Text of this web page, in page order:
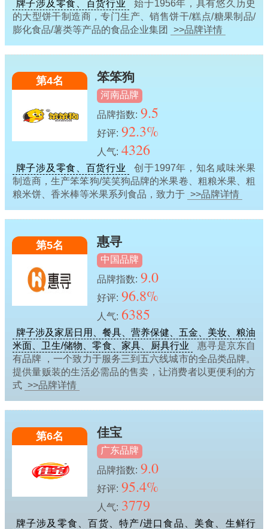
牌子涉及零食、百货行业
始于1956年，具有悠久历史
的大型饼干制造商，专门生产、销售饼干/糕点/糖果制品/
膨化食品/薯类等产品的食品企业集团
>>品牌详情
第4名 笨笨狗
河南品牌
品牌指数: 9.5
好评: 92.3%
人气: 4326
牌子涉及零食、百货行业
创于1997年，知名咸味米果
制造商，生产笨笨狗/笑笑狗品牌的米果卷、粗粮米果、粗
粮米饼、香米棒等米果系列食品，致力于 >>品牌详情
第5名 惠寻
中国品牌
品牌指数: 9.0
好评: 96.8%
人气: 6385
牌子涉及家居日用、餐具、营养保健、五金、美妆、粮油
米面、卫生/储物、零食、家具、厨具行业
惠寻是京东自
有品牌 ，一个致力于服务三到五六线城市的全品类品牌。
提供量贩装的生活必需品的售卖，让消费者以更便利的方
式 >>品牌详情
第6名 佳宝
广东品牌
品牌指数: 9.0
好评: 95.4%
人气: 3779
牌子涉及零食、百货、特产/进口食品、美食、生鲜行